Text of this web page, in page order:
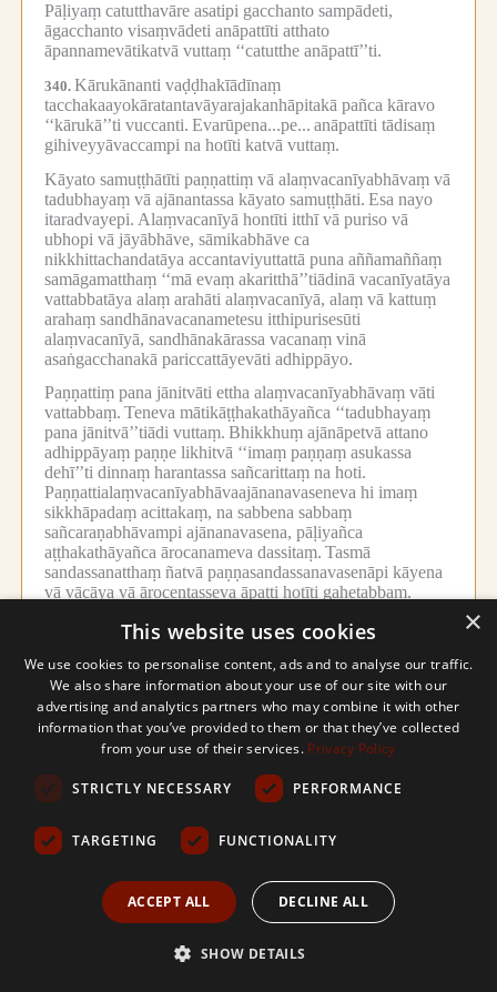
Pāḷiyaṃ catutthavāre asatipi gacchanto sampādeti,
āgacchanto visaṃvādeti anāpattīti atthato
āpannamevātikatvā vuttaṃ ‘‘catutthe anāpattī’’ti.
340. Kārukānanti vaḍḍhakīādīnaṃ
tacchakaayokāratantavāyarajakanhāpitakā pañca kāravo
‘‘kārukā’’ti vuccanti. Evarūpena...pe... anāpattīti tādisaṃ
gihiveyyāvaccampi na hotīti katvā vuttaṃ.
Kāyato samuṭṭhātīti paṇṇattiṃ vā alaṃvacanīyabhāvaṃ vā
tadubhayaṃ vā ajānantassa kāyato samuṭṭhāti. Esa nayo
itaradvayepi. Alaṃvacanīyā hontīti itthī vā puriso vā
ubhopi vā jāyābhāve, sāmikabhāve ca
nikkhittachandatāya accantaviyuttattā puna aññamaññaṃ
samāgamatthaṃ ‘‘mā evaṃ akaritthā’’tiādinā vacanīyatāya
vattabbatāya alaṃ arahāti alaṃvacanīyā, alaṃ vā kattuṃ
arahaṃ sandhānavacanametesu itthipurisesūti
alaṃvacanīyā, sandhānakārassa vacanaṃ vinā
asaṅgacchanakā pariccattāyevāti adhippāyo.
Paṇṇattiṃ pana jānitvāti ettha alaṃvacanīyabhāvaṃ vāti
vattabbaṃ. Teneva mātikāṭṭhakathāyañca ‘‘tadubhayaṃ
pana jānitvā’’tiādi vuttaṃ. Bhikkhuṃ ajānāpetvā attano
adhippāyaṃ paṇṇe likhitvā ‘‘imaṃ paṇṇaṃ asukassa
dehī’’ti dinnaṃ harantassa sañcarittaṃ na hoti.
Paṇṇattialaṃvacanīyabhāvaajānanavaseneva hi imaṃ
sikkhāpadaṃ acittakaṃ, na sabbena sabbaṃ
sañcaraṇabhāvampi ajānanavasena, pāḷiyañca
aṭṭhakathāyañca ārocanameva dassitaṃ. Tasmā
sandassanatthaṃ ñatvā paṇṇasandassanavasenāpi kāyena
vā vācāya vā ārocentasseva āpatti hotīti gahetabbaṃ.
Yathā yathā yesu yesu janapadesūti
paṇṇadānañātijanissarādijānāpanāditaṃtaṃdesaniyataṃ
pakāraṃ dasseti, idañca nibaddhabhariyābhāvena gahitaṃ
sandhāya vuttaṃ. Attano ruciyā saṅgatānaṃ pana
itthīnaṃ, muhuttikāya ca purise cittassa virajjanameva
alaṃvacanīyabhāve kāraṇanti daṭṭhabbaṃ.
saṅgaṇhāti, ettha pana pāḷiyaṃ kiñcāpi ‘‘itthī nāma
manussitthī na yakkhī’’tiādinā manussitthipurisā na
dassitā, tathāpi ‘‘dasa itthiyo māturakkhitā’’tiādinā
manussitthīnaññeva dassitattā purisānampi
itthipurisā idhādhippetā.Tasmā yesu sañcarittaṃ
samāpajjati, tesaṃ manussajātikatā, na nālaṃvacanīyatā,
paṭiggaṇhana, vīmaṃsana, paccāharaṇānīti imānettha
×
This website uses cookies
We use cookies to personalise content, ads and to analyse our traffic.
We also share information about your use of our site with our
advertising and analytics partners who may combine it with other
information that you’ve provided to them or that they’ve collected
from your use of their services. Privacy Policy
STRICTLY NECESSARY PERFORMANCE
TARGETING FUNCTIONALITY
ACCEPT ALL DECLINE ALL
SHOW DETAILS